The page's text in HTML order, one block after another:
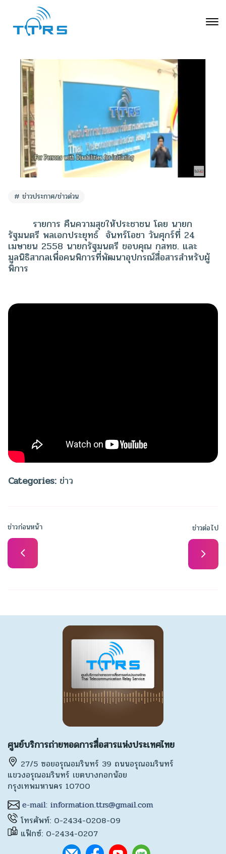
ข่าวประกาศ/ข่าวด่วน
รายการ คืนความสุขให้ประชาชน โดย นายก
รัฐมนตรี พลเอกประยุทธ์ จันทร์โอชา วันศุกร์ที่ 24
เมษายน 2558 นายกรัฐมนตรี ขอบคุณ กสทช. และ
มูลนิธิสากลเพื่อคนพิการที่พัฒนาอุปกรณ์สื่อสารสำหรับผู้
พิการ
Categories: ข่าว
ข่าวก่อนหน้า ข่าวต่อไป
ศูนย์บริการถ่ายทอดการสื่อสารแห่งประเทศไทย
27/5 ซอยอรุณอมรินทร์ 39 ถนนอรุณอมรินทร์
แขวงอรุณอมรินทร์ เขตบางกอกน้อย
กรุงเทพมหานคร 10700
โทรศัพท์: 0-2434-0208-09
แฟ็กซ์: 0-2434-0207